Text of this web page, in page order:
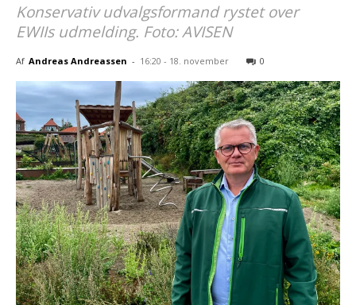
Konservativ udvalgsformand rystet over
EWIIs udmelding. Foto: AVISEN
Af Andreas Andreassen - 16:20 - 18. november 0